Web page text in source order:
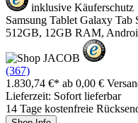
inklusive Käuferschutz
Samsung Tablet Galaxy
512GB, 12GB RAM,
(367)
1.830,74 €* ab 0,00 €
Lieferzeit: Sofort lieferbar
14 Tage kostenfreie